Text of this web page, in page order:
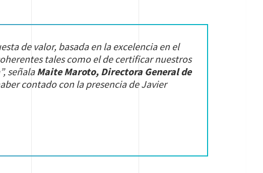
de valor, basada en la excelencia en el
tales como el de certificar nuestros
señalaMaite Maroto, Directora General de
contado con la presencia de Javier